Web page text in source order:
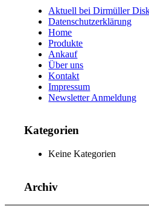
Aktuell bei Dirmüller
Datenschutzerklärung
Home
Produkte
Ankauf
Über uns
Kontakt
Impressum
Newsletter Anmeldung
Kategorien
Keine Kategorien
Archiv